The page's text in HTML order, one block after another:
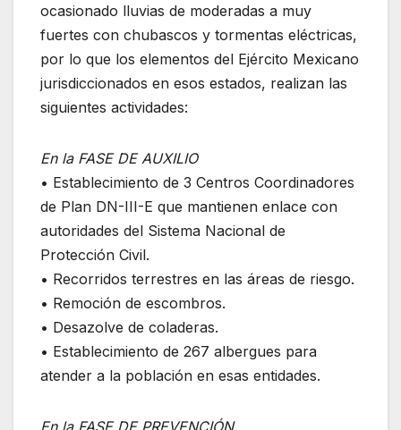
ocasionado lluvias de moderadas a muy
fuertes con chubascos y tormentas eléctricas,
por lo que los elementos del Ejército Mexicano
jurisdiccionados en esos estados, realizan las
siguientes actividades:
En la FASE DE AUXILIO
• Establecimiento de 3 Centros Coordinadores
de Plan DN-III-E que mantienen enlace con
autoridades del Sistema Nacional de
Protección Civil.
• Recorridos terrestres en las áreas de riesgo.
• Remoción de escombros.
• Desazolve de coladeras.
• Establecimiento de 267 albergues para
atender a la población en esas entidades.
En la FASE DE PREVENCIÓN